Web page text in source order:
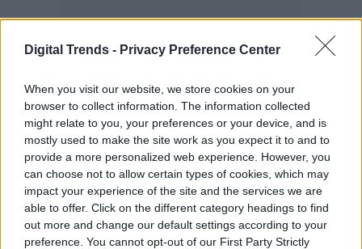
Digital Trends - Privacy Preference Center
When you visit our website, we store cookies on your
browser to collect information. The information collected
might relate to you, your preferences or your device, and is
mostly used to make the site work as you expect it to and to
provide a more personalized web experience. However, you
can choose not to allow certain types of cookies, which may
impact your experience of the site and the services we are
able to offer. Click on the different category headings to find
out more and change our default settings according to your
preference. You cannot opt-out of our First Party Strictly
En el momento en que el traslado ya esté
completo, podrás acceder directamente a
una biblioteca musical similar a la de Play